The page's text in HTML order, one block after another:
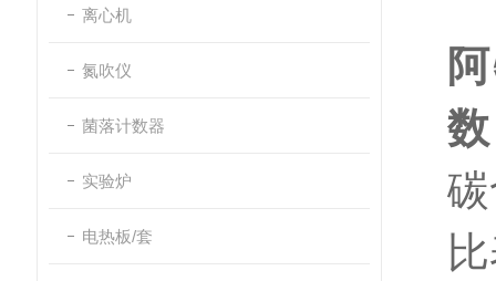
离心机
氮吹仪
菌落计数器
实验炉
电热板/套